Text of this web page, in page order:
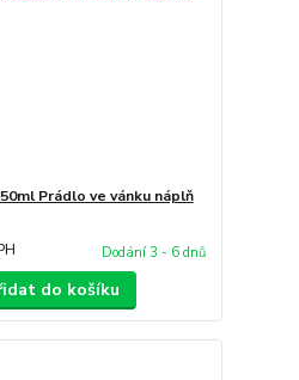
Prádlo ve vánku náplň
Dodání 3 - 6 dnů
do košíku